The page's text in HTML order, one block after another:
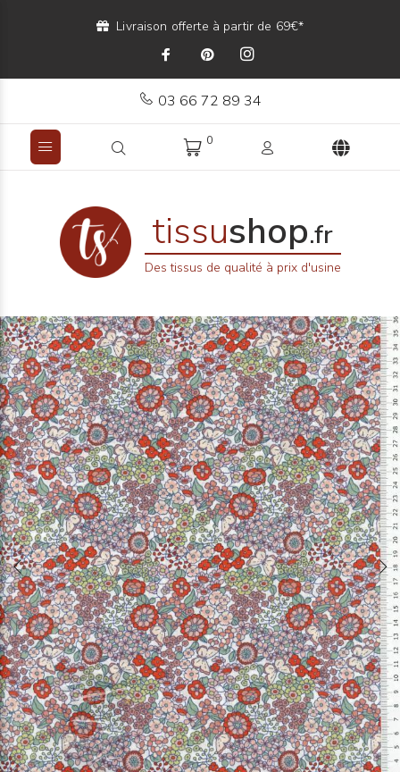
Livraison offerte à partir de 69€*
03 66 72 89 34
0
tissushop.fr
Des tissus de qualité à prix d'usine